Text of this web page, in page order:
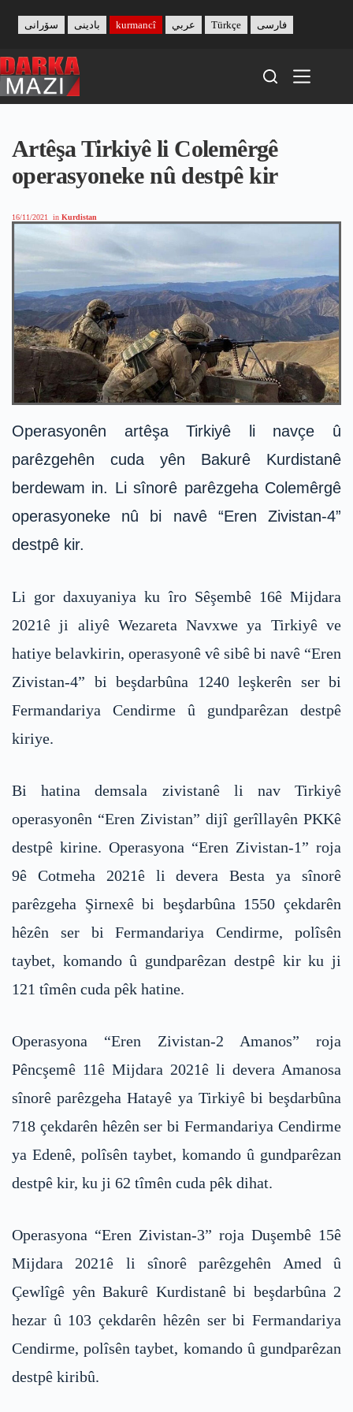
content
بادینی سۆرانی kurmancî عربي Türkçe فارسی
Artêşa Tirkiyê li Colemêrgê
operasyoneke nû destpê kir
16/11/2021 in Kurdistan
Operasyonên artêşa Tirkiyê li navçe û
parêzgehên cuda yên Bakurê Kurdistanê
berdewam in. Li sînorê parêzgeha Colemêrgê
operasyoneke nû bi navê “Eren Zivistan-4”
destpê kir.
Li gor daxuyaniya ku îro Sêşembê 16ê Mijdara
2021ê ji aliyê Wezareta Navxwe ya Tirkiyê ve
hatiye belavkirin, operasyonê vê sibê bi navê “Eren
Zivistan-4” bi beşdarbûna 1240 leşkerên ser bi
Fermandariya Cendirme û gundparêzan destpê
kiriye.
Bi hatina demsala zivistanê li nav Tirkiyê
operasyonên “Eren Zivistan” dijî gerîllayên PKKê
destpê kirine. Operasyona “Eren Zivistan-1” roja
9ê Cotmeha 2021ê li devera Besta ya sînorê
parêzgeha Şirnexê bi beşdarbûna 1550 çekdarên
hêzên ser bi Fermandariya Cendirme, polîsên
taybet, komando û gundparêzan destpê kir ku ji
121 tîmên cuda pêk hatine.
Operasyona “Eren Zivistan-2 Amanos” roja
Pêncşemê 11ê Mijdara 2021ê li devera Amanosa
sînorê parêzgeha Hatayê ya Tirkiyê bi beşdarbûna
718 çekdarên hêzên ser bi Fermandariya Cendirme
ya Edenê, polîsên taybet, komando û gundparêzan
destpê kir, ku ji 62 tîmên cuda pêk dihat.
Operasyona “Eren Zivistan-3” roja Duşembê 15ê
Mijdara 2021ê li sînorê parêzgehên Amed û
Çewlîgê yên Bakurê Kurdistanê bi beşdarbûna 2
hezar û 103 çekdarên hêzên ser bi Fermandariya
Cendirme, polîsên taybet, komando û gundparêzan
destpê kiribû.